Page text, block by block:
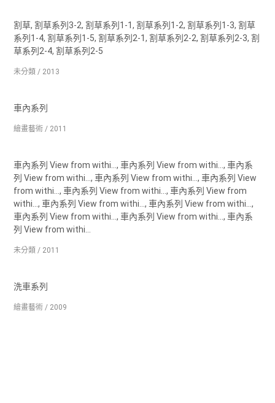
割草, 割草系列3-2, 割草系列1-1, 割草系列1-2, 割草系列1-3, 割草
系列1-4, 割草系列1-5, 割草系列2-1, 割草系列2-2, 割草系列2-3, 割
草系列2-4, 割草系列2-5
未分類 / 2013
車內系列
繪畫藝術 / 2011
車內系列 View from withi..., 車內系列 View from withi..., 車內系
列 View from withi..., 車內系列 View from withi..., 車內系列 View
from withi..., 車內系列 View from withi..., 車內系列 View from
withi..., 車內系列 View from withi..., 車內系列 View from withi...,
車內系列 View from withi..., 車內系列 View from withi..., 車內系
列 View from withi...
未分類 / 2011
洗車系列
繪畫藝術 / 2009